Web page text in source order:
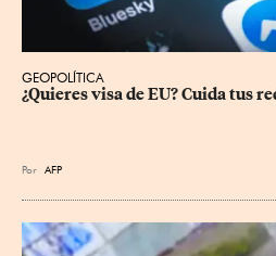
GEOPOLÍTICA
¿Quieres visa de EU? Cuida tus
Por AFP